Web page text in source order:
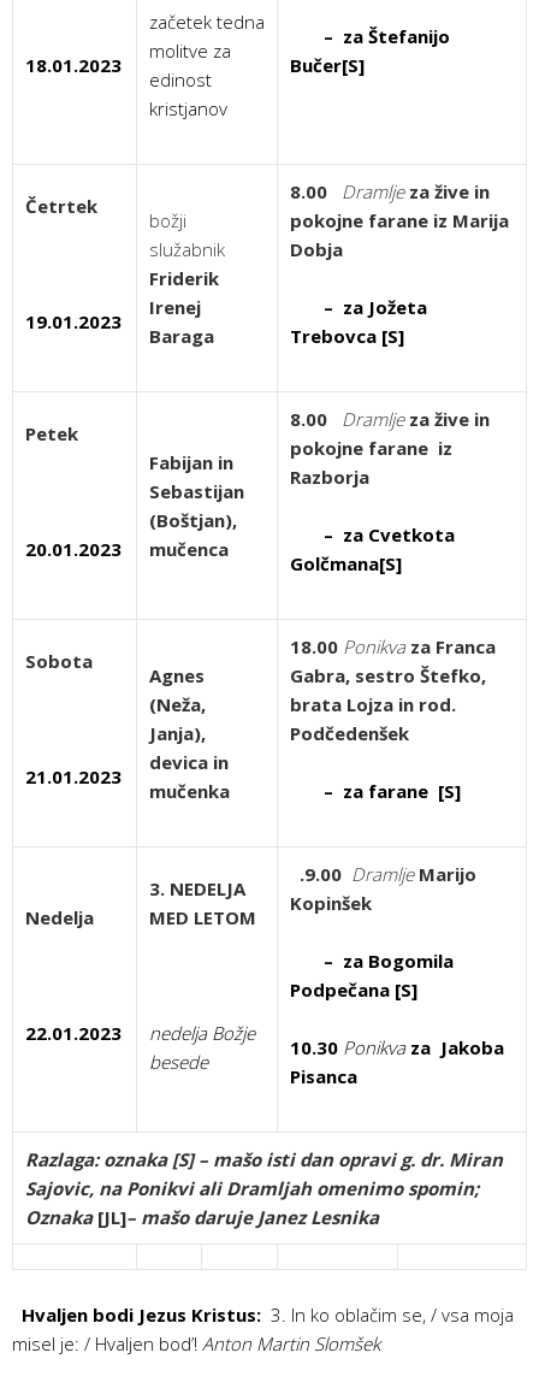
18.01.2023
začetek tedna
molitve za
edinost
kristjanov
– za Štefanijo
Bučer[S]
Četrtek
19.01.2023
božji
služabnik
Friderik
Irenej
Baraga
8.00 Dramlje za žive in
pokojne farane iz Marija
Dobja
– za Jožeta
Trebovca [S]
Petek
20.01.2023
Fabijan in
Sebastijan
(Boštjan),
mučenca
8.00 Dramlje za žive in
pokojne farane iz
Razborja
– za Cvetkota
Golčmana[S]
Sobota
21.01.2023
Agnes
(Neža,
Janja),
devica in
mučenka
18.00 Ponikva za Franca
Gabra, sestro Štefko,
brata Lojza in rod.
Podčedenšek
– za farane [S]
Nedelja
22.01.2023
3. NEDELJA
MED LETOM
nedelja Božje
besede
.9.00 Dramlje Marijo
Kopinšek
– za Bogomila
Podpečana [S]
10.30 Ponikva za Jakoba
Pisanca
Razlaga:oznaka [S] – mašo isti dan opravi g. dr. Miran
Sajovic, na Ponikvi ali Dramljah omenimo spomin;
Oznaka [JL]– mašo daruje Janez Lesnika
Hvaljen bodi Jezus Kristus: 3. In ko oblačim se, / vsa moja
misel je: / Hvaljen bod’! Anton Martin Slomšek